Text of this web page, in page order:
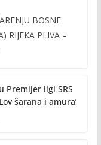
BOSNE
RIJEKA PLIVA –
Premijer ligi SRS
šarana i amura’